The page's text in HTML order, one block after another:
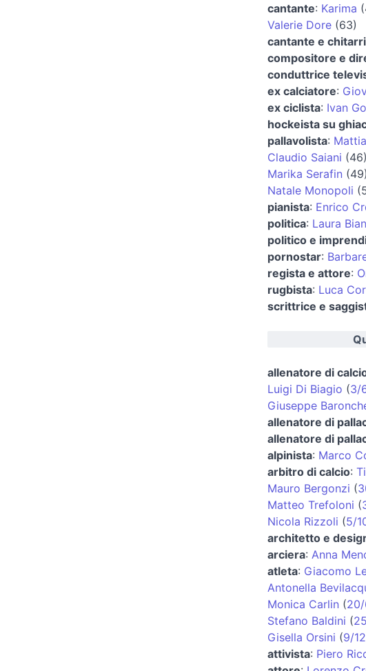
cantante: Karima
Valerie Dore (63)
cantante e
compositore e
conduttrice
ex calciatore:
ex ciclista: Ivan
hockeista su
pallavolista:
Claudio Saiani (46)
Marika Serafin (49)
Natale Monopoli
pianista: Enrico
politica: Laura
politico e
pornostar:
regista e attore:
rugbista: Luca
scrittrice e
allenatore di
Luigi Di Biagio (3/
Giuseppe
allenatore di
allenatore di
alpinista: Marco
arbitro di calcio:
Mauro Bergonzi (
Matteo Trefoloni (
Nicola Rizzoli (5/
architetto e
arciera: Anna
atleta: Giacomo
Antonella
Monica Carlin (
Stefano Baldini (
Gisella Orsini (9/12
attivista: Piero